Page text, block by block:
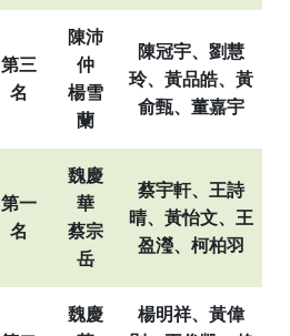
第三
名
陳沛
仲
楊雪
蘭
陳冠宇、劉慧
玲、黃品皓、黃
俞甄、董嘉宇
第一
名
魏慶
華
蔡宗
岳
蔡宇軒、王詩
晴、黃怡文、王
盈瀅、柯柏羽
魏慶
楊明祥、黃偉